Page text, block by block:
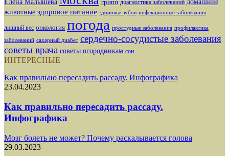
грипп диагностика заболеваний домашние
животные здоровое питание здоровье зубов инфекционные заболевания
лишний вес онкология погода простудные заболевания профилактика
заболеваний сахарный диабет сердечно-сосудистые заболевания
советы врача советы огородникам сон
ИНТЕРЕСНЫЕ
Как правильно пересадить рассаду. Инфографика
23.04.2023
Как правильно пересадить рассаду.
Инфографика
Мозг болеть не может? Почему раскалывается голова
29.03.2023